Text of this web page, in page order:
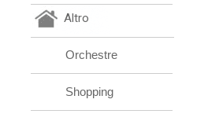
Altro
Orchestre
Shopping